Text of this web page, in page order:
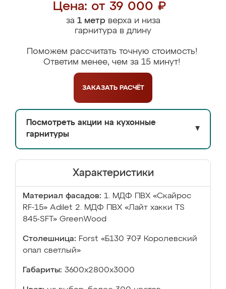
Цена: от 39 000 ₽
за 1 метрверха и низа
гарнитура в длину
Поможем рассчитать точную стоимость!
Ответим менее, чем за 15 минут!
ЗАКАЗАТЬ РАСЧЁТ
Посмотреть акции на кухонные
гарнитуры
▼
Характеристики
Материал фасадов: 1. МДФ ПВХ «Скайрос
RF-15» Adilet 2. МДФ ПВХ «Лайт хакки TS
845-SFT» GreenWood
Столешница: Forst «Б130 707 Королевский
опал светлый»
Габариты: 3600х2800х3000